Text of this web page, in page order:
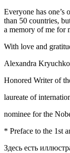
Everyone has
than 50 countries,
a memory of me for
With love and
Alexandra
Honored Writer of
laureate of
nominee for the
* Preface to the 1st
Здесь есть